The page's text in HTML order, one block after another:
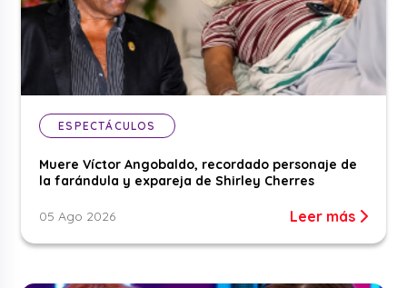
ESPECTÁCULOS
Muere Víctor Angobaldo, recordado personaje de
la farándula y expareja de Shirley Cherres
05 Ago 2026 Leer más